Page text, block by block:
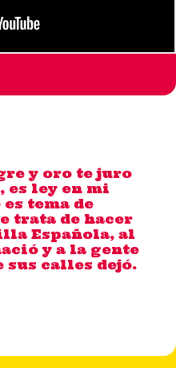
y oro te juro
es ley en mi
tema de
trata de hacer
Española, al
y a la gente
sus calles dejó.